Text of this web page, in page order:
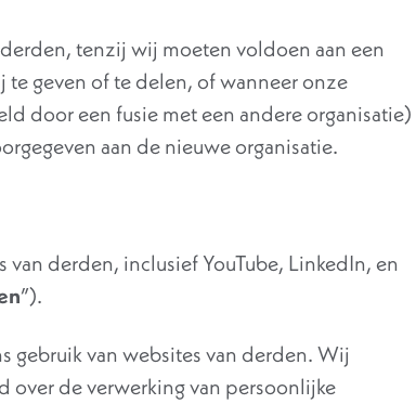
tenzij wij moeten voldoen aan een
geven of te delen, of wanneer onze
door een fusie met een andere organisatie)
aan de nieuwe organisatie.
derden, inclusief YouTube, LinkedIn, en
”).
gebruik van websites van derden. Wij
de verwerking van persoonlijke